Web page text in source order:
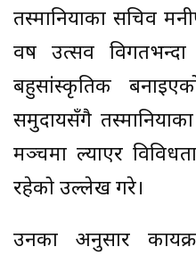
तस्मानियाका सचिव
वर्ष उत्सव
बहुसांस्कृतिक
समुदायसँगै
मञ्चमा ल्याएर
रहेको उल्लेख गरे।
उनका अनुसार